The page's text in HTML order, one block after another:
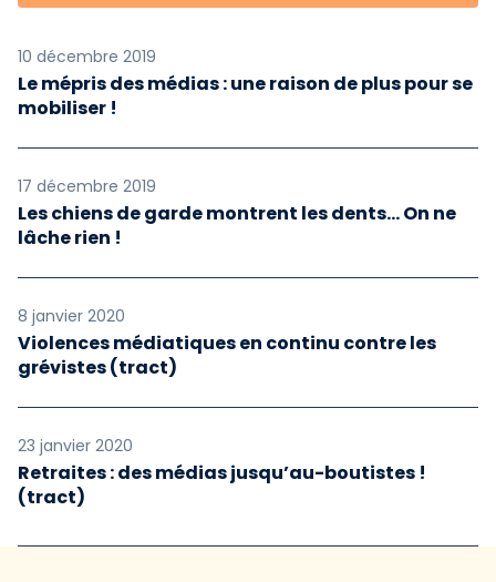
10 décembre 2019
Le mépris des médias : une raison de plus pour se
mobiliser !
17 décembre 2019
Les chiens de garde montrent les dents... On ne
lâche rien !
8 janvier 2020
Violences médiatiques en continu contre les
grévistes (tract)
23 janvier 2020
Retraites : des médias jusqu’au-boutistes !
(tract)